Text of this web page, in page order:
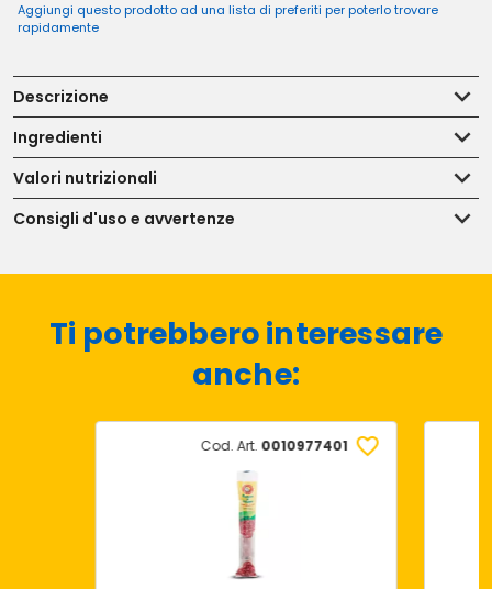
Aggiungi questo prodotto ad una lista di preferiti per poterlo trovare
rapidamente
Descrizione
Ingredienti
Valori nutrizionali
Consigli d'uso e avvertenze
Ti potrebbero interessare
anche:
Cod. Art. 0010977401